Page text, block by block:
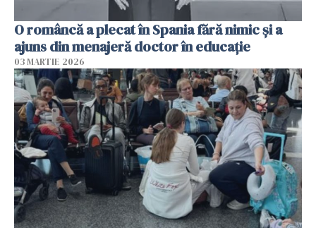
O româncă a plecat în Spania fără nimic și a
ajuns din menajeră doctor în educație
03 MARTIE 2026